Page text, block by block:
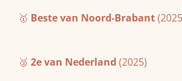
🥇 Beste van Noord-Brabant
🥈 2e van Nederland (2025)